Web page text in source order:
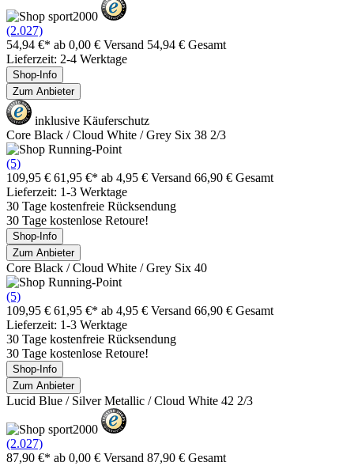
(2.027)
54,94 €* ab 0,00 € Versand 54,94 € Gesamt
Lieferzeit: 2-4 Werktage
Shop-Info
Zum Anbieter
inklusive Käuferschutz
Core Black / Cloud White / Grey Six 38 2/3
(5)
109,95 € 61,95 €* ab 4,95 € Versand 66,90 € Gesamt
Lieferzeit: 1-3 Werktage
30 Tage kostenfreie Rücksendung
30 Tage kostenlose Retoure!
Shop-Info
Zum Anbieter
Core Black / Cloud White / Grey Six 40
(5)
109,95 € 61,95 €* ab 4,95 € Versand 66,90 € Gesamt
Lieferzeit: 1-3 Werktage
30 Tage kostenfreie Rücksendung
30 Tage kostenlose Retoure!
Shop-Info
Zum Anbieter
Lucid Blue / Silver Metallic / Cloud White 42 2/3
(2.027)
87,90 €* ab 0,00 € Versand 87,90 € Gesamt